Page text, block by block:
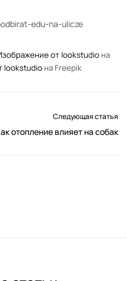
от lookstudio на
lookstudio на Freepik
Следующая статья
отопление влияет на собак